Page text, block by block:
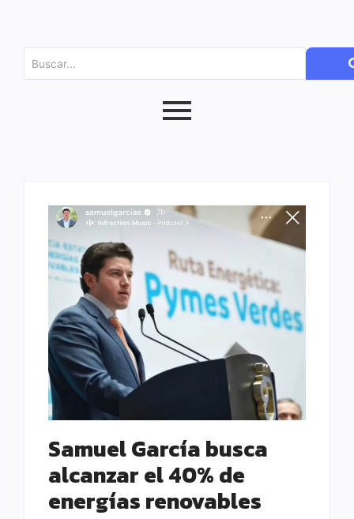
Samuel García busca
alcanzar el 40% de
energías renovables